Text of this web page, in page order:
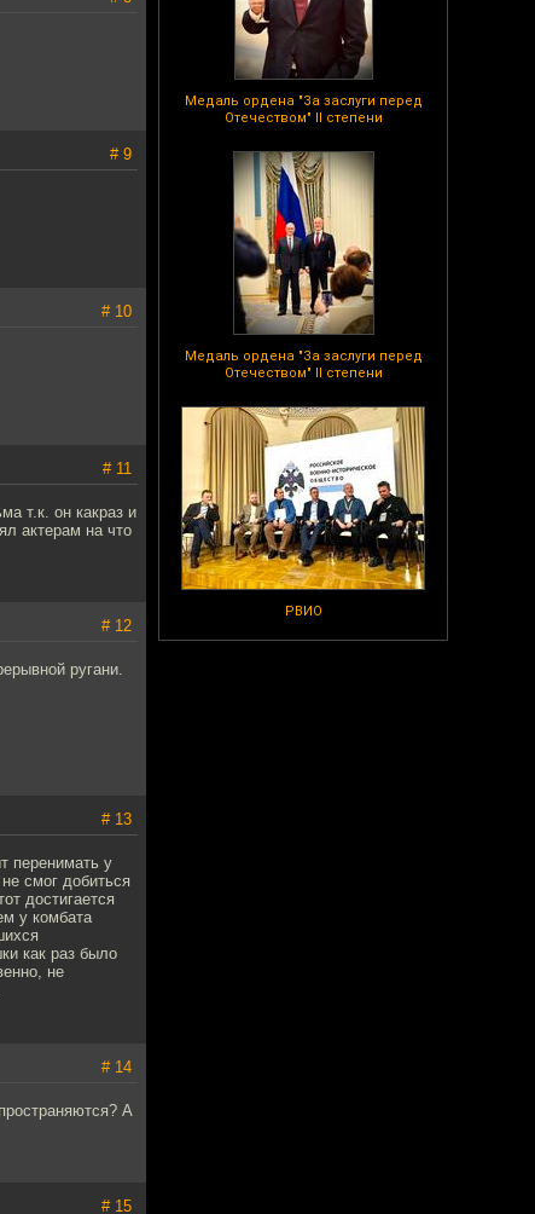
Медаль ордена "За заслуги перед
Отечеством" II степени
Медаль ордена "За заслуги перед
Отечеством" II степени
РВИО
# 9
# 10
# 11
т.к. он какраз и
актерам на что
# 12
ругани.
# 13
перенимать у
смог добиться
достигается
у комбата
как раз было
не
# 14
А
# 15